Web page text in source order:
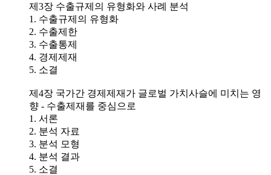
제3장 수출규제의 유형화와 사례 분석
1. 수출규제의 유형화
2. 수출제한
3. 수출통제
4. 경제제재
5. 소결
제4장 국가간 경제제재가 글로벌 가치사슬에 미치는 영
향 - 수출제재를 중심으로
1. 서론
2. 분석 자료
3. 분석 모형
4. 분석 결과
5. 소결